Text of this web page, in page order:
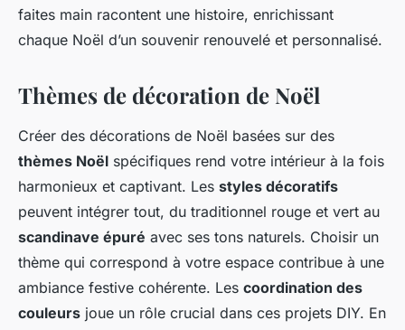
faites main racontent une histoire, enrichissant
chaque Noël d’un souvenir renouvelé et personnalisé.
Thèmes de décoration de Noël
Créer des décorations de Noël basées sur des
thèmes Noël spécifiques rend votre intérieur à la fois
harmonieux et captivant. Les styles décoratifs
peuvent intégrer tout, du traditionnel rouge et vert au
scandinave épuré avec ses tons naturels. Choisir un
thème qui correspond à votre espace contribue à une
ambiance festive cohérente. Les coordination des
couleurs joue un rôle crucial dans ces projets DIY. En